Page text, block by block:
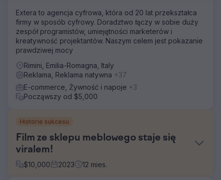
Extera to agencja cyfrowa, która od 20 lat przekształca
firmy w sposób cyfrowy. Doradztwo łączy w sobie duży
zespół programistów, umiejętności marketerów i
kreatywność projektantów. Naszym celem jest pokazanie
prawdziwej mocy
Rimini, Emilia-Romagna, Italy
Reklama, Reklama natywna +37
E-commerce, Żywność i napoje +3
Począwszy od $5,000
Historie sukcesu
Film ze sklepu meblowego staje się
viralem!
$10,000 2023 12 mies.